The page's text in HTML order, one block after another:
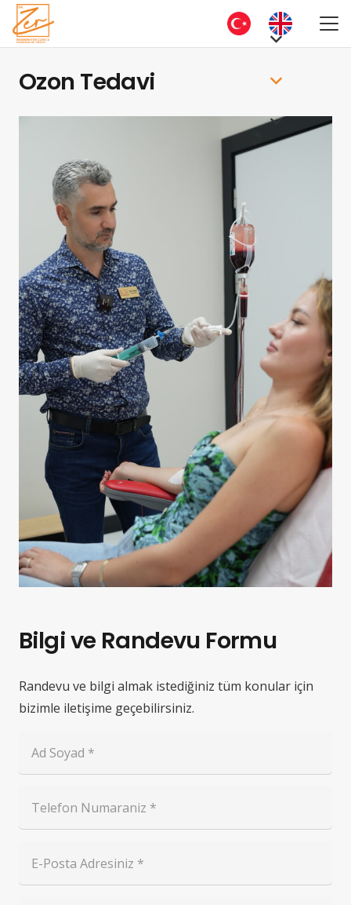
Ozon Tedavi
Bilgi ve Randevu Formu
Randevu ve bilgi almak istediğiniz tüm konular için
bizimle iletişime geçebilirsiniz.